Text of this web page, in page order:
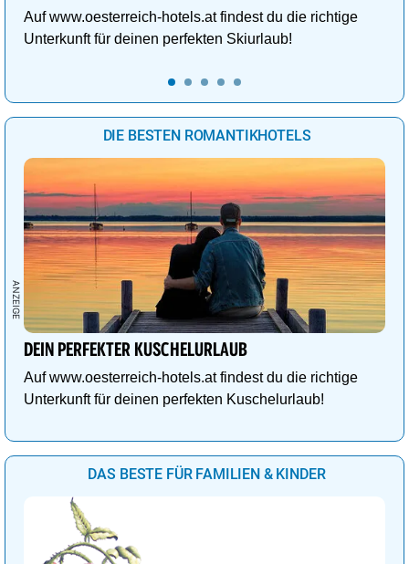
Auf www.oesterreich-hotels.at findest du die richtige
Unterkunft für deinen perfekten Skiurlaub!
DIE BESTEN ROMANTIKHOTELS
DEIN PERFEKTER KUSCHELURLAUB
Auf www.oesterreich-hotels.at findest du die richtige
Unterkunft für deinen perfekten Kuschelurlaub!
DAS BESTE FÜR FAMILIEN & KINDER